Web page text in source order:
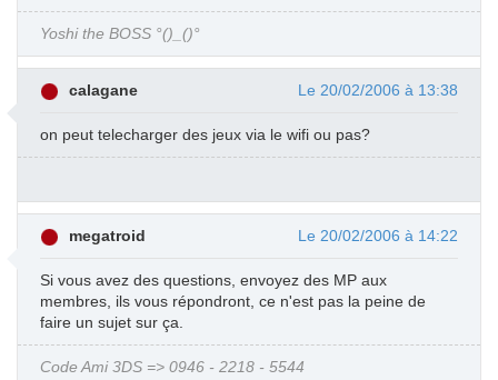
Yoshi the BOSS °()_()°
calagane Le 20/02/2006 à 13:38
on peut telecharger des jeux via le wifi ou pas?
megatroid Le 20/02/2006 à 14:22
Si vous avez des questions, envoyez des MP aux
membres, ils vous répondront, ce n'est pas la peine de
faire un sujet sur ça.
Code Ami 3DS => 0946 - 2218 - 5544